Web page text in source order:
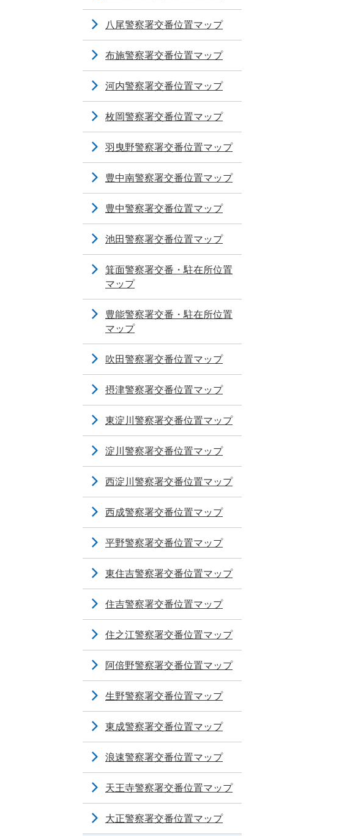
八尾警察署交番位置マップ
布施警察署交番位置マップ
河内警察署交番位置マップ
枚岡警察署交番位置マップ
羽曳野警察署交番位置マップ
豊中南警察署交番位置マップ
豊中警察署交番位置マップ
池田警察署交番位置マップ
箕面警察署交番・駐在所位置
マップ
豊能警察署交番・駐在所位置
マップ
吹田警察署交番位置マップ
摂津警察署交番位置マップ
東淀川警察署交番位置マップ
淀川警察署交番位置マップ
西淀川警察署交番位置マップ
西成警察署交番位置マップ
平野警察署交番位置マップ
東住吉警察署交番位置マップ
住吉警察署交番位置マップ
住之江警察署交番位置マップ
阿倍野警察署交番位置マップ
生野警察署交番位置マップ
東成警察署交番位置マップ
浪速警察署交番位置マップ
天王寺警察署交番位置マップ
大正警察署交番位置マップ